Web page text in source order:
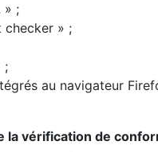
» ;
checker » ;
;
au navigateur
la vérification de